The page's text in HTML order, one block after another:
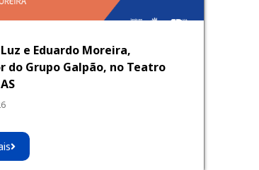
e Eduardo Moreira,
do Grupo Galpão, no Teatro